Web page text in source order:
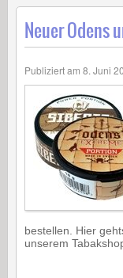
Neuer Odens
Publiziert am 8. Juni
bestellen. Hier
unserem